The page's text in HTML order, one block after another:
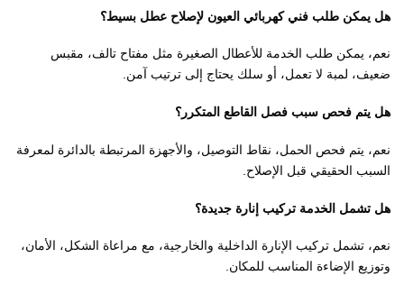
هل يمكن طلب فني كهربائي العيون لإصلاح عطل بسيط؟
نعم، يمكن طلب الخدمة للأعطال الصغيرة مثل مفتاح تالف، مقبس
ضعيف، لمبة لا تعمل، أو سلك يحتاج إلى ترتيب آمن.
هل يتم فحص سبب فصل القاطع المتكرر؟
نعم، يتم فحص الحمل، نقاط التوصيل، والأجهزة المرتبطة بالدائرة لمعرفة
السبب الحقيقي قبل الإصلاح.
هل تشمل الخدمة تركيب إنارة جديدة؟
نعم، تشمل تركيب الإنارة الداخلية والخارجية، مع مراعاة الشكل، الأمان،
وتوزيع الإضاءة المناسب للمكان.